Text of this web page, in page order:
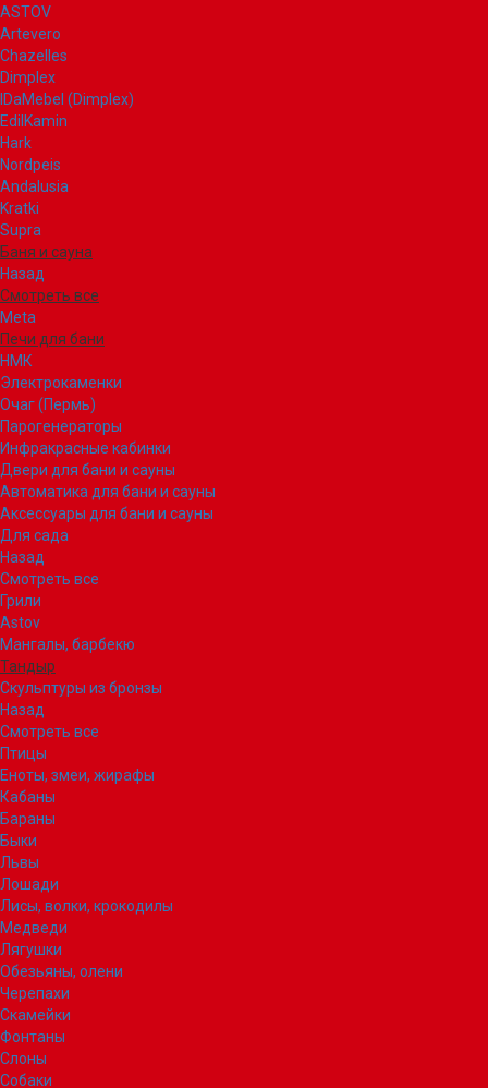
ASTOV
Artevero
Chazelles
Dimplex
IDaMebel (Dimplex)
EdilKamin
Hark
Nordpeis
Andalusia
Kratki
Supra
Баня и сауна
Назад
Смотреть все
Meta
Печи для бани
НМК
Электрокаменки
Очаг (Пермь)
Парогенераторы
Инфракрасные кабинки
Двери для бани и сауны
Автоматика для бани и сауны
Аксессуары для бани и сауны
Для сада
Назад
Смотреть все
Грили
Astov
Мангалы, барбекю
Тандыр
Скульптуры из бронзы
Назад
Смотреть все
Птицы
Еноты, змеи, жирафы
Кабаны
Бараны
Быки
Львы
Лошади
Лисы, волки, крокодилы
Медведи
Лягушки
Обезьяны, олени
Черепахи
Скамейки
Фонтаны
Слоны
Собаки